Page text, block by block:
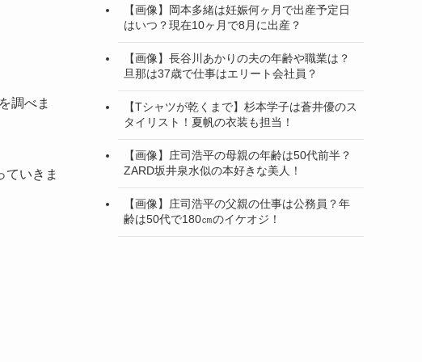
調べま
ていきま
【画像】岡本多緒は妊娠何ヶ月で出産予定日
はいつ？現在10ヶ月で8月に出産？
【画像】長谷川あかりの夫の年齢や職業は？
旦那は37歳で仕事はエリート会社員？
【Tシャツが乾くまで】杉本学子は蒼井優のス
タイリスト！夏帆の衣装も担当！
【画像】庄司浩平の母親の年齢は50代前半？
ZARD坂井泉水似の本好きな美人！
【画像】庄司浩平の父親の仕事は公務員？年
齢は50代で180㎝のイケオジ！